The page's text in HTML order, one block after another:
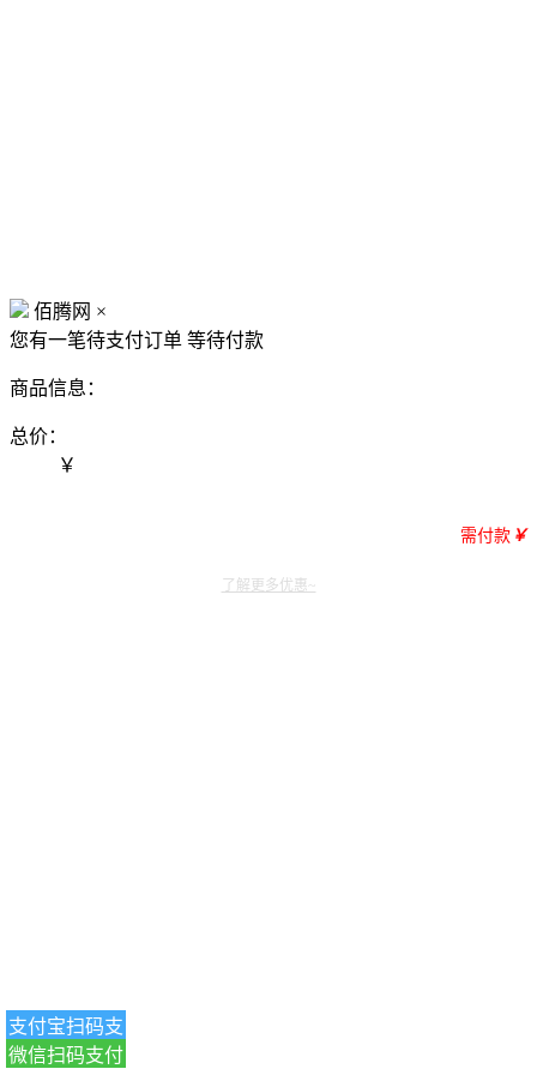
佰腾网 ×
您有一笔待支付订单 等待付款
商品信息：
总价：
￥
需付款 ￥
支付宝扫码支
付
微信扫码支付
了解更多优惠~